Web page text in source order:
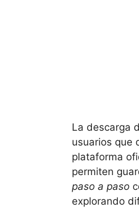
La descarga
usuarios que
plataforma
permiten
paso a paso
explorando